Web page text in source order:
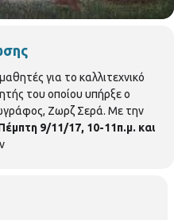
για το καλλιτεχνικό
του οποίου υπήρξε ο
Ζωρζ Σερά. Με την
9/11/17, 10-11π.μ. και